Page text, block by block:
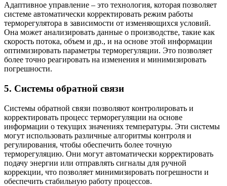
Адаптивное управление – это технология, которая позволяет
системе автоматически корректировать режим работы
терморегулятора в зависимости от изменяющихся условий.
Она может анализировать данные о производстве, такие как
скорость потока, объем и др., и на основе этой информации
оптимизировать параметры терморегуляции. Это позволяет
более точно реагировать на изменения и минимизировать
погрешности.
5. Системы обратной связи
Системы обратной связи позволяют контролировать и
корректировать процесс терморегуляции на основе
информации о текущих значениях температуры. Эти системы
могут использовать различные алгоритмы контроля и
регулирования, чтобы обеспечить более точную
терморегуляцию. Они могут автоматически корректировать
подачу энергии или отправлять сигналы для ручной
коррекции, что позволяет минимизировать погрешности и
обеспечить стабильную работу процессов.